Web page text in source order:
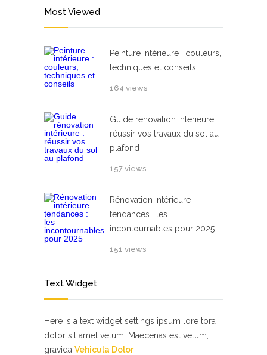
Most Viewed
Peinture intérieure : couleurs,
techniques et conseils
164 views
Guide rénovation intérieure :
réussir vos travaux du sol au
plafond
157 views
Rénovation intérieure
tendances : les
incontournables pour 2025
151 views
Text Widget
Here is a text widget settings ipsum lore tora
dolor sit amet velum. Maecenas est velum,
gravida Vehicula Dolor